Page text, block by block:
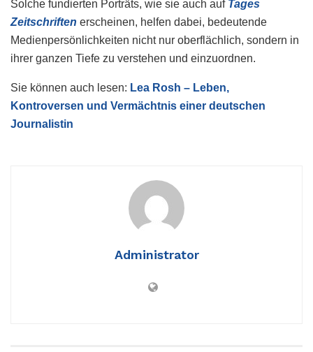
Solche fundierten Porträts, wie sie auch auf Tages
Zeitschriften erscheinen, helfen dabei, bedeutende
Medienpersönlichkeiten nicht nur oberflächlich, sondern in
ihrer ganzen Tiefe zu verstehen und einzuordnen.
Sie können auch lesen: Lea Rosh – Leben,
Kontroversen und Vermächtnis einer deutschen
Journalistin
Administrator